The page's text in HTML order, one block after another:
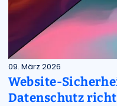
09. März 2026
Website-
Datenschutz